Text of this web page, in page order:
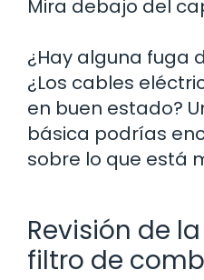
Mira debajo del
¿Hay alguna fuga
¿Los cables
en buen estado?
básica podrías
sobre lo que está
Revisión de
filtro de